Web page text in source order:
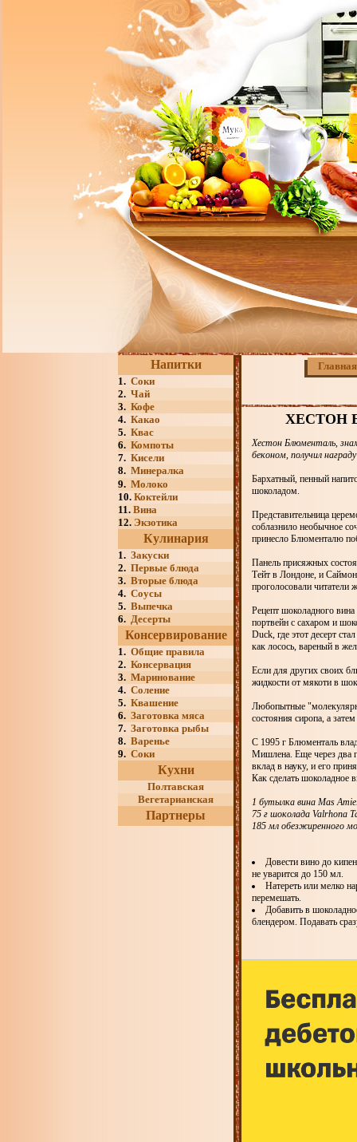
Напитки
1. Соки
2. Чай
3. Кофе
4. Какао
5. Квас
6. Компоты
7. Кисели
8. Минералка
9. Молоко
10. Коктейли
11. Вина
12. Экзотика
Кулинария
1. Закуски
2. Первые блюда
3. Вторые блюда
4. Соусы
5. Выпечка
6. Десерты
Консервирование
1. Общие правила
2. Консервация
3. Маринование
4. Соление
5. Квашение
6. Заготовка мяса
7. Заготовка рыбы
8. Варенье
9. Соки
Кухни
Полтавская
Вегетарианская
Партнеры
Главная
ХЕСТОН
Хестон Блюменталь,
беконом, получил
Бархатный, пенный
шоколадом.
Представительница
соблазнило необычное
принесло Блюменталю
Панель присяжных
Тейт в Лондоне, и
проголосовали читатели
Рецепт шоколадного
портвейн с сахаром и
Duck, где этот десерт
как лосось, вареный в
Если для других своих
жидкости от мякоти в
Любопытные
состояния сиропа, а
С 1995 г Блюменталь
Мишлена. Еще через два
вклад в науку, и его
Как сделать шоколадное
1 бутылка вина Mas
75 г шоколада Valrhona
185 мл обезжиренного
Довести вино до
не уварится до 150 мл.
Натереть или мелко
перемешать.
Добавить в
блендером. Подавать